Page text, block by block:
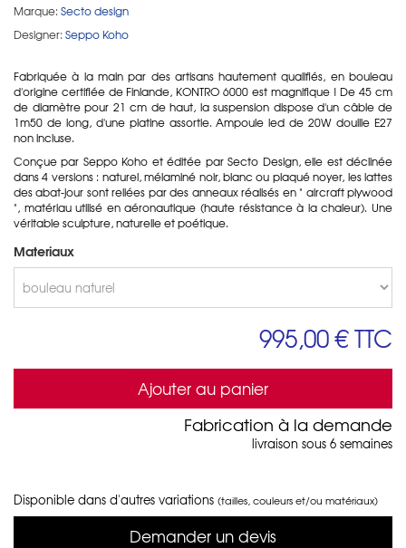
Marque: Secto design
Designer: Seppo Koho
Fabriquée à la main par des artisans hautement qualifiés, en bouleau
d'origine certifiée de Finlande, KONTRO 6000 est magnifique ! De 45 cm
de diamètre pour 21 cm de haut, la suspension dispose d'un câble de
1m50 de long, d'une platine assortie. Ampoule led de 20W douille E27
non incluse.
Conçue par Seppo Koho et éditée par Secto Design, elle est déclinée
dans 4 versions : naturel, mélaminé noir, blanc ou plaqué noyer, les lattes
des abat-jour sont reliées par des anneaux réalisés en " aircraft plywood
", matériau utilisé en aéronautique (haute résistance à la chaleur). Une
véritable sculpture, naturelle et poétique.
Materiaux
995,00 €TTC
Ajouter au panier
Fabrication à la demande
livraison sous 6 semaines
Disponible dans d'autres variations (tailles, couleurs et/ou matériaux)
Demander un devis